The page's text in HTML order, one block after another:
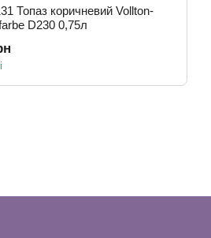
Топаз коричневий Vollton-
D230 0,75л